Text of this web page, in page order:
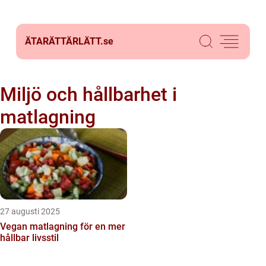
ÄTARÄTTÄRLÄTT.se
Miljö och hållbarhet i
matlagning
27 augusti 2025
Vegan matlagning för en mer
hållbar livsstil